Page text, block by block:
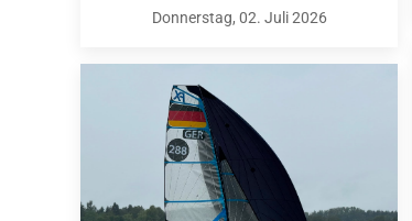
Donnerstag, 02. Juli 2026